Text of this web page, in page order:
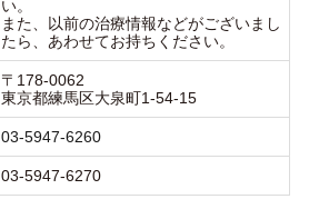
い。
また、以前の治療情報などがございまし
たら、あわせてお持ちください。
〒178-0062
東京都練馬区大泉町1-54-15
03-5947-6260
03-5947-6270